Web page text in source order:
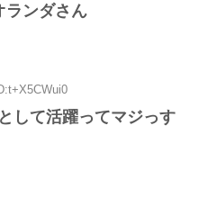
ランダさん
して活躍ってマジっす